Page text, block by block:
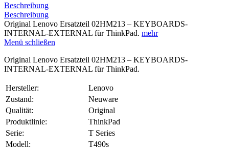
Beschreibung
Beschreibung
Original Lenovo Ersatzteil 02HM213 – KEYBOARDS-
INTERNAL-EXTERNAL für ThinkPad. mehr
Menü schließen
Original Lenovo Ersatzteil 02HM213 – KEYBOARDS-
INTERNAL-EXTERNAL für ThinkPad.
Hersteller:
Lenovo
Zustand:
Neuware
Qualität:
Original
Produktlinie:
ThinkPad
Serie:
T Series
Modell:
T490s